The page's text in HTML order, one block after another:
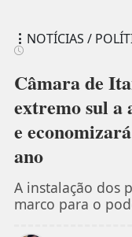
NOTÍCIAS /
Câmara de
extremo sul a
e
ano
A instalação dos
marco para o